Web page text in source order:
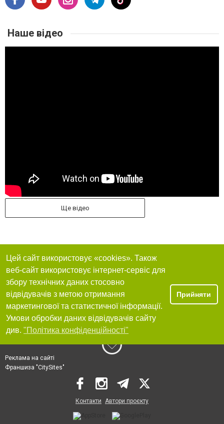
Наше відео
Ще відео
Цей сайт використовує «cookies». Також
веб-сайт використовує інтернет-сервіс для
збору технічних даних стосовно
відвідувачів з метою отримання
маркетингової та статистичної інформації.
Умови обробки даних відвідувачів сайту
див. "Політика конфіденційності"
Прийняти
Реклама на сайті
Франшиза "CitySites"
Контакти Автори проєкту